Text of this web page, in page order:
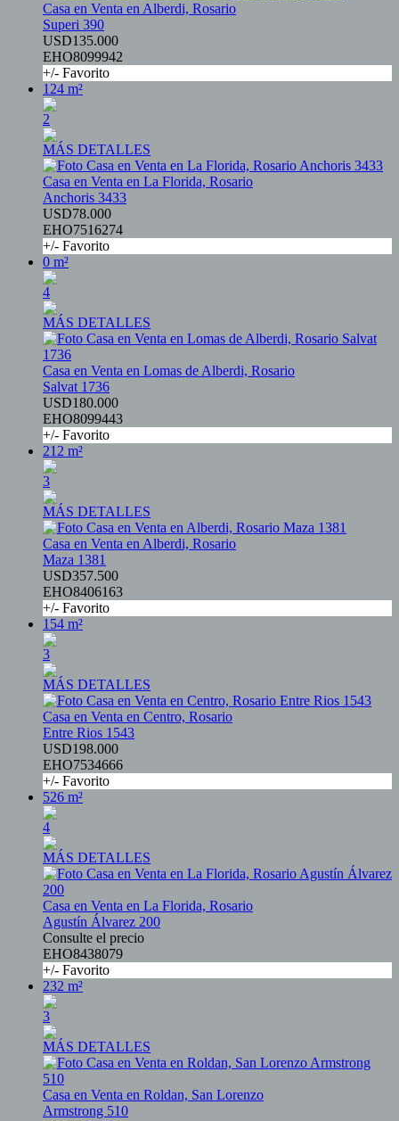
Casa en Venta en Alberdi, Rosario
Superi 390
USD135.000
EHO8099942
+/- Favorito
124 m²
2
MÁS DETALLES
Casa en Venta en La Florida, Rosario
Anchoris 3433
USD78.000
EHO7516274
+/- Favorito
0 m²
4
MÁS DETALLES
Casa en Venta en Lomas de Alberdi, Rosario
Salvat 1736
USD180.000
EHO8099443
+/- Favorito
212 m²
3
MÁS DETALLES
Casa en Venta en Alberdi, Rosario
Maza 1381
USD357.500
EHO8406163
+/- Favorito
154 m²
3
MÁS DETALLES
Casa en Venta en Centro, Rosario
Entre Rios 1543
USD198.000
EHO7534666
+/- Favorito
526 m²
4
MÁS DETALLES
Casa en Venta en La Florida, Rosario
Agustín Álvarez 200
Consulte el precio
EHO8438079
+/- Favorito
232 m²
3
MÁS DETALLES
Casa en Venta en Roldan, San Lorenzo
Armstrong 510